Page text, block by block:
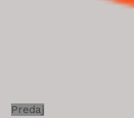
Predaj